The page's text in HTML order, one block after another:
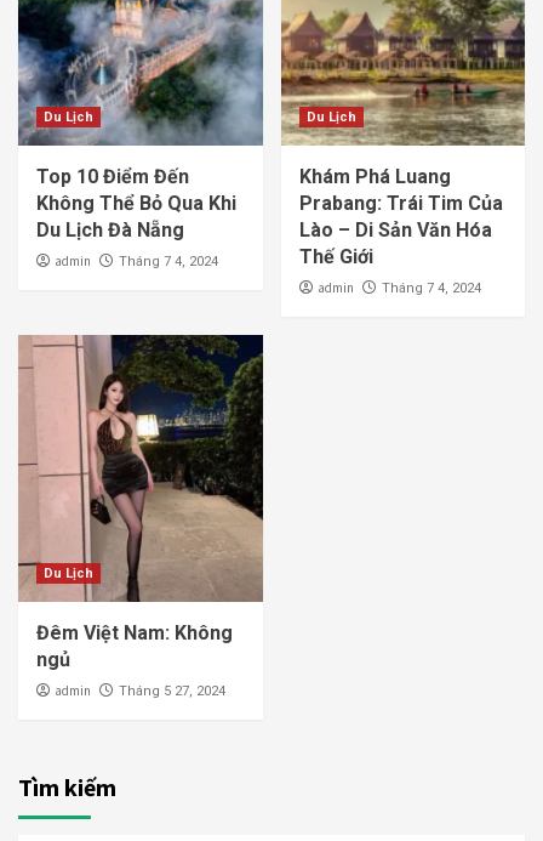
Du Lịch
Top 10 Điểm Đến
Không Thể Bỏ Qua Khi
Du Lịch Đà Nẵng
admin Tháng 7 4, 2024
Du Lịch
Khám Phá Luang
Prabang: Trái Tim Của
Lào – Di Sản Văn Hóa
Thế Giới
admin Tháng 7 4, 2024
Du Lịch
Đêm Việt Nam: Không
ngủ
admin Tháng 5 27, 2024
Tìm kiếm